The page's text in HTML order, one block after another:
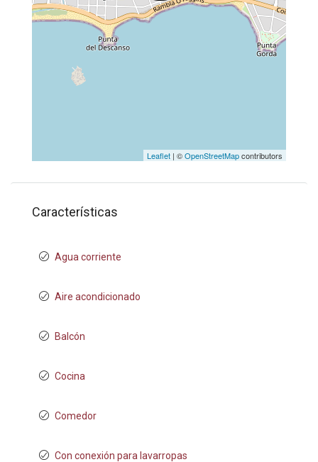
Leaflet | ©OpenStreetMapcontributors
Características
Agua corriente
Aire acondicionado
Balcón
Cocina
Comedor
Con conexión para lavarropas